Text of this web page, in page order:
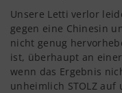
Unsere Letti verlor
gegen eine Chinesin
nicht genug
ist, überhaupt an einer
wenn das Ergebnis
unheimlich STOLZ auf